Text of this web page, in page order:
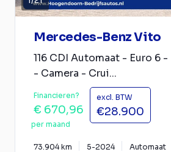
Mercedes-Benz Vito
116 CDI Automaat - Euro 6 -
- Camera - Crui...
Financieren?
€ 670,96
per maand
excl. BTW
€28.900
73.904 km 5-2024 Automaat